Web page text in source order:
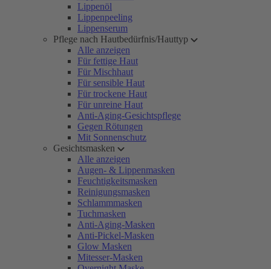
Lippenöl
Lippenpeeling
Lippenserum
Pflege nach Hautbedürfnis/Hauttyp
Alle anzeigen
Für fettige Haut
Für Mischhaut
Für sensible Haut
Für trockene Haut
Für unreine Haut
Anti-Aging-Gesichtspflege
Gegen Rötungen
Mit Sonnenschutz
Gesichtsmasken
Alle anzeigen
Augen- & Lippenmasken
Feuchtigkeitsmasken
Reinigungsmasken
Schlammmasken
Tuchmasken
Anti-Aging-Masken
Anti-Pickel-Masken
Glow Masken
Mitesser-Masken